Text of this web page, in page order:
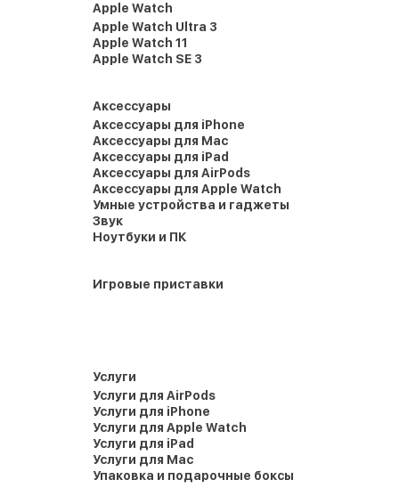
Apple Watch
Apple Watch Ultra 3
Apple Watch 11
Apple Watch SE 3
Аксессуары
Аксессуары для iPhone
Аксессуары для Mac
Аксессуары для iPad
Аксессуары для AirPods
Аксессуары для Apple Watch
Умные устройства и гаджеты
Звук
Ноутбуки и ПК
Игровые приставки
Услуги
Услуги для AirPods
Услуги для iPhone
Услуги для Apple Watch
Услуги для iPad
Услуги для Mac
Упаковка и подарочные боксы